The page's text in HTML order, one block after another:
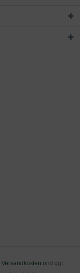
Versandkosten und ggf.